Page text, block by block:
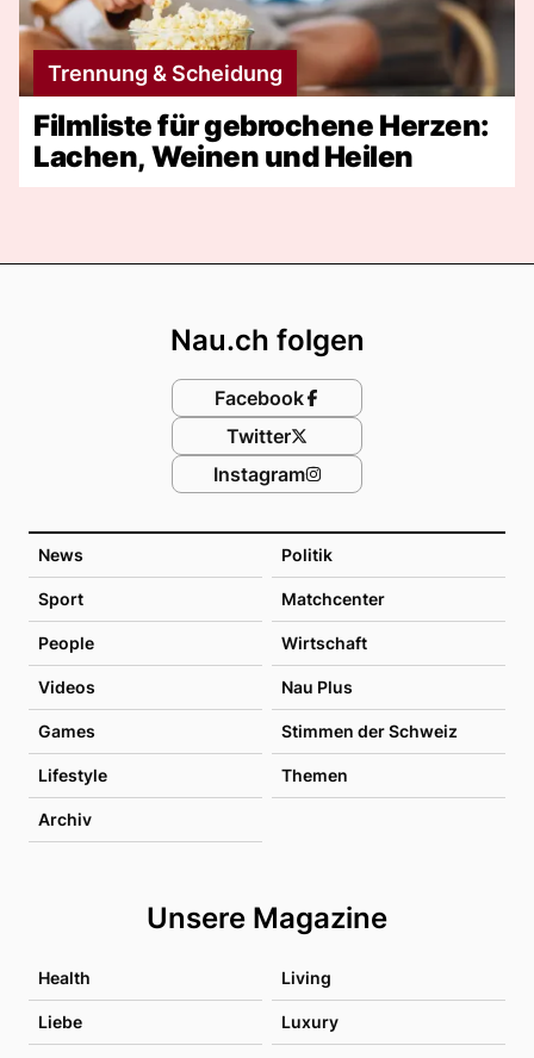
Trennung & Scheidung
Filmliste für gebrochene Herzen:
Lachen, Weinen und Heilen
News Politik
Sport Matchcenter
People Wirtschaft
Videos Nau Plus
Games Stimmen der Schweiz
Lifestyle Themen
Archiv
Unsere Magazine
Health Living
Liebe Luxury
Nau.ch folgen
Facebook
Twitter
Instagram